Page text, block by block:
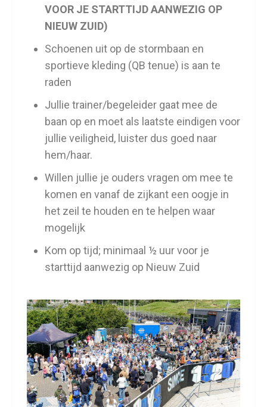
VOOR JE STARTTIJD AANWEZIG OP
NIEUW ZUID)
Schoenen uit op de stormbaan en
sportieve kleding (QB tenue) is aan te
raden
Jullie trainer/begeleider gaat mee de
baan op en moet als laatste eindigen voor
jullie veiligheid, luister dus goed naar
hem/haar.
Willen jullie je ouders vragen om mee te
komen en vanaf de zijkant een oogje in
het zeil te houden en te helpen waar
mogelijk
Kom op tijd; minimaal ½ uur voor je
starttijd aanwezig op Nieuw Zuid